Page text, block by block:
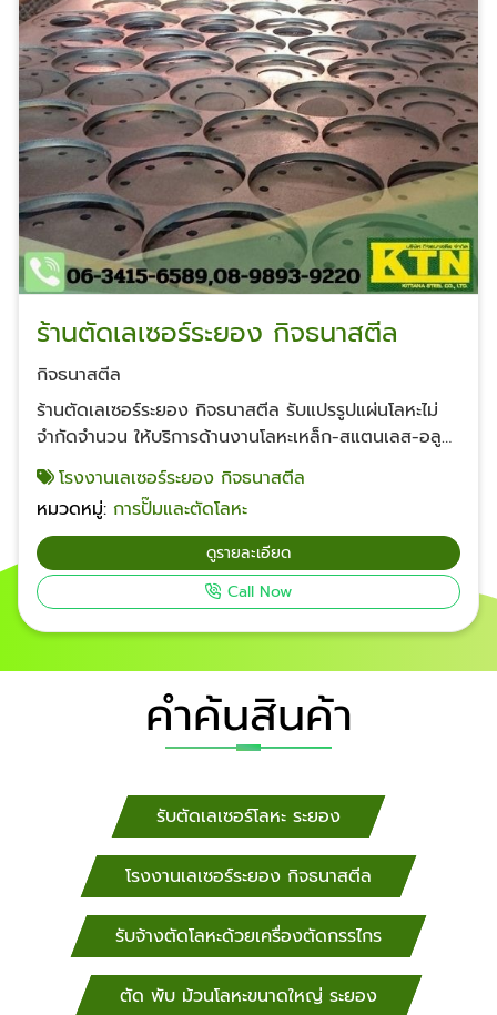
ร้านตัดเลเซอร์ระยอง กิจธนาสตีล
กิจธนาสตีล
ร้านตัดเลเซอร์ระยอง กิจธนาสตีล รับแปรรูปแผ่นโลหะไม่
จำกัดจำนวน ให้บริการด้านงานโลหะเหล็ก-สแตนเลส-อลูมิ
เนียม ราคาโรงงาน บริษัท กิจธนาสตีล จำกัด โรงเหล็ก
นิคมพัฒนาให้บริการงานแปรรูปแผ่นโลหะ ในที่เดียวของ
ระยอง รับตัดเลเซอร์ ตัดกรรไกร ตัดแก๊ส รับพับเหล็กม้วน
เหล็ก เชื่อมประกอบเหล็ก-สแตนเลส งานแมชชีนและงาน
ทำสีอบ ผลิตตามแบบ 3D-drawing / 2D-drawing ด้วย
เครื่อง CNC ที่ให้ความแม่นยำสูง งานเสร็จไวได้ชิ้นงาน
บริการครบจบที่เดียว รับงานตรงจากโรงงาน ร้านทำป้าย
สถาปนิกตกแต่งและผู้รับเหมา รับงานตัดเลเซอร์ ตามแบบ
นนทบุรี, ปทุมธานี, พระนครศรีอยุธยา, สมุทรสงคราม,
สุพรรณบุรี, ร้านตัดเลเซอร์ กิจธนาสตีล สระบุรี, ลพบุรี,
สมุทรปราการ, อ่างทอง, อุทัยธานี, กำแพงเพชร, ร้าน
เลเซอร์ กิจธนาสตีล ชัยนาท, นครนายก, นครปฐม,
นครสวรรค์ งานตัดเลเซอร์ ตามแบบ รับงานด่วน ร้านตัด
เลเซอร์ กิจธนาสตีล เชียงใหม่, เชียงราย, น่าน, พะเยา,
แพร่, แม่ฮ่องสอน, ลำปาง, โรงงานเลเซอร์ กิจธนาสตีล
ลำพูน, อุตรดิตถ์ พิจิตร, พิษณุโลก, เพชรบูรณ์, ร้านตัด
เลเซอร์ กิจธนาสตีล ชลบุรี, ตราด, ปราจีนบุรี, รับตัด
โรงงานเลเซอร์ระยอง กิจธนาสตีล
หมวดหมู่:การปั๊มและตัดโลหะ
ดูรายละเอียด
Call Now
คำค้นสินค้า
รับตัดเลเซอร์โลหะ ระยอง
โรงงานเลเซอร์ระยอง กิจธนาสตีล
รับจ้างตัดโลหะด้วยเครื่องตัดกรรไกร
ตัด พับ ม้วนโลหะขนาดใหญ่ ระยอง